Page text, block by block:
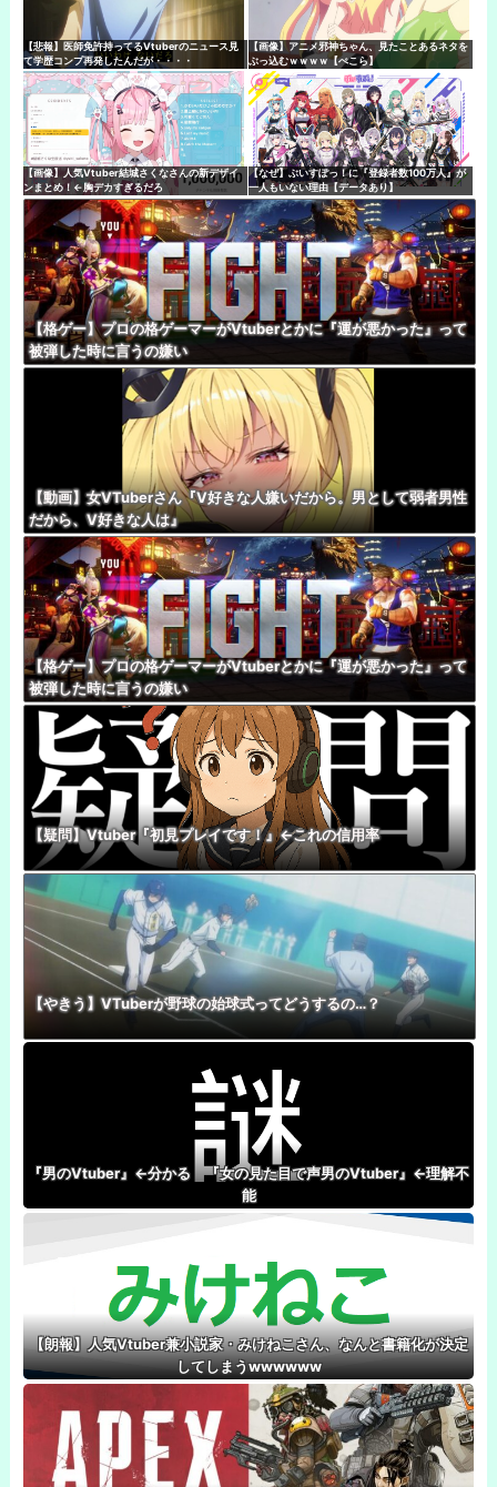
【悲報】医師免許持ってるVtuberのニュース見
て学歴コンプ再発したんだが・・・・
【画像】アニメ邪神ちゃん、見たことあるネタを
ぶっ込むｗｗｗｗ【ぺこら】
【画像】人気Vtuber結城さくなさんの新デザイ
ンまとめ！←胸デカすぎるだろ
【なぜ】ぶいすぽっ！に『登録者数100万人』が
一人もいない理由【データあり】
【格ゲー】プロの格ゲーマーがVtuberとかに『運が悪かった』って
被弾した時に言うの嫌い
【動画】女VTuberさん『V好きな人嫌いだから。男として弱者男性
だから、V好きな人は』
【格ゲー】プロの格ゲーマーがVtuberとかに『運が悪かった』って
被弾した時に言うの嫌い
【疑問】Vtuber『初見プレイです！』←これの信用率
【やきう】VTuberが野球の始球式ってどうするの…？
『男のVtuber』←分かる 『女の見た目で声男のVtuber』←理解不
能
【朗報】人気Vtuber兼小説家・みけねこさん、なんと書籍化が決定
してしまうwwwwww